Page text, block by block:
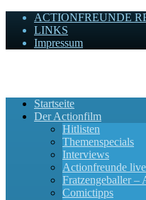
ACTIONFREUNDE
LINKS
Impressum
Startseite
Der Actionfilm
Hitlisten
Themenspecials
Interviews
Actionfreunde
Fratzengeballer –
Comictipps